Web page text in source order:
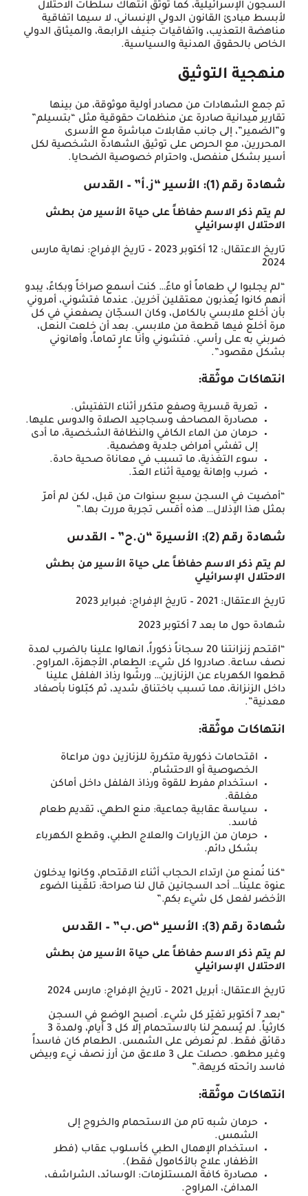
السجون الإسرائيلية، كما توثق انتهاك سلطات الاحتلال
لأبسط مبادئ القانون الدولي الإنساني، لا سيما اتفاقية
مناهضة التعذيب، واتفاقيات جنيف الرابعة، والميثاق الدولي
الخاص بالحقوق المدنية والسياسية.
منهجية التوثيق
تم جمع الشهادات من مصادر أولية موثوقة، من بينها
تقارير ميدانية صادرة عن منظمات حقوقية مثل “بتسيلم”
و”الضمير”، إلى جانب مقابلات مباشرة مع الأسرى
المحررين، مع الحرص على توثيق الشهادة الشخصية لكل
أسير بشكل منفصل، واحترام خصوصية الضحايا.
شهادة رقم (1): الأسير “ز.أ” – القدس
لم يتم ذكر الاسم حفاظاً على حياة الأسير من بطش
الاحتلال الإسرائيلي
تاريخ الاعتقال: 12 أكتوبر 2023 – تاريخ الإفراج: نهاية مارس
2024
“لم يجلبوا لي طعاماً أو ماءً… كنت أسمع صراخاً وبكاءً، يبدو
أنهم كانوا يُعذبون معتقلين آخرين. عندما فتشوني، أمروني
بأن أخلع ملابسي بالكامل، وكان السجّان يصفعني في كل
مرة أخلع فيها قطعة من ملابسي. بعد أن خلعت النعل،
ضربني به على رأسي. فتشوني وأنا عارٍ تماماً، وأهانوني
بشكل مقصود”.
انتهاكات موثّقة:
تعرية قسرية وصفع متكرر أثناء التفتيش.
مصادرة المصاحف وسجاجيد الصلاة والدوس عليها.
حرمان من الماء الكافي والنظافة الشخصية، ما أدى
إلى تفشي أمراض جلدية وهضمية.
سوء التغذية، ما تسبب في معاناة صحية حادة.
ضرب وإهانة يومية أثناء العدّ.
“أمضيت في السجن سبع سنوات من قبل، لكن لم أمرّ
بمثل هذا الإذلال… هذه أقسى تجربة مررت بها.”
شهادة رقم (2): الأسيرة “ن.ح” – القدس
لم يتم ذكر الاسم حفاظاً على حياة الأسير من بطش
الاحتلال الإسرائيلي
تاريخ الاعتقال: 2021 – تاريخ الإفراج: فبراير 2023
شهادة حول ما بعد 7 أكتوبر 2023
“اقتحم زنزانتنا 20 سجاناً ذكوراً، انهالوا علينا بالضرب لمدة
نصف ساعة. صادروا كل شيء: الطعام، الأجهزة، المراوح.
قطعوا الكهرباء عن الزنازين… ورشّوا رذاذ الفلفل علينا
داخل الزنزانة، مما تسبب باختناق شديد، ثم كبّلونا بأصفاد
معدنية”.
انتهاكات موثّقة:
اقتحامات ذكورية متكررة للزنازين دون مراعاة
الخصوصية أو الاحتشام.
استخدام مفرط للقوة ورذاذ الفلفل داخل أماكن
مغلقة.
سياسة عقابية جماعية: منع الطهي، تقديم طعام
فاسد.
حرمان من الزيارات والعلاج الطبي، وقطع الكهرباء
بشكل دائم.
“كنا نُمنع من ارتداء الحجاب أثناء الاقتحام، وكانوا يدخلون
عنوة علينا… أحد السجانين قال لنا صراحة: تلقّينا الضوء
الأخضر لفعل كل شيء بكم.”
شهادة رقم (3): الأسير “ص.ب” – القدس
لم يتم ذكر الاسم حفاظاً على حياة الأسير من بطش
الاحتلال الإسرائيلي
تاريخ الاعتقال: أبريل 2021 – تاريخ الإفراج: مارس 2024
“بعد 7 أكتوبر تغيّر كل شيء. أصبح الوضع في السجن
كارثياً. لم يُسمح لنا بالاستحمام إلا كل 3 أيام، ولمدة 3
دقائق فقط. لم نُعرض على الشمس. الطعام كان فاسداً
وغير مطهو. حصلت على 3 ملاعق من أرز نصف نيء وبيض
فاسد رائحته كريهة.”
انتهاكات موثّقة:
حرمان شبه تام من الاستحمام والخروج إلى
الشمس.
استخدام الإهمال الطبي كأسلوب عقاب (فطر
الأظفار، علاج بالأكامول فقط).
مصادرة كافة المستلزمات: الوسائد، الشراشف،
المدافئ، المراوح.